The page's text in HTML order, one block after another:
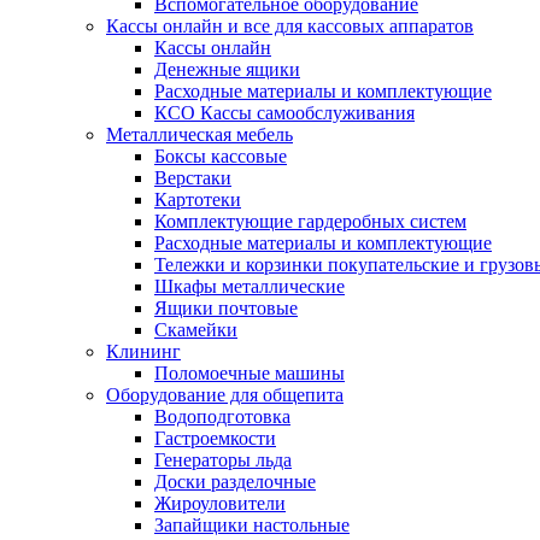
Вспомогательное оборудование
Кассы онлайн и все для кассовых аппаратов
Кассы онлайн
Денежные ящики
Расходные материалы и комплектующие
КСО Кассы самообслуживания
Металлическая мебель
Боксы кассовые
Верстаки
Картотеки
Комплектующие гардеробных систем
Расходные материалы и комплектующие
Тележки и корзинки покупательские и
Шкафы металлические
Ящики почтовые
Скамейки
Клининг
Поломоечные машины
Оборудование для общепита
Водоподготовка
Гастроемкости
Генераторы льда
Доски разделочные
Жироуловители
Запайщики настольные